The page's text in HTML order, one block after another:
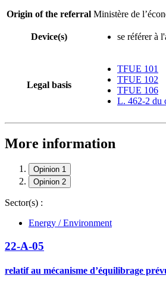
Origin of the referral Ministère de
Device(s) se référer à
Legal basis
TFUE 101
TFUE 102
TFUE 106
L. 462-2 du
More information
Opinion 1
Opinion 2
Sector(s) :
Energy / Environment
22-A-05
relatif au mécanisme d’équilibrage